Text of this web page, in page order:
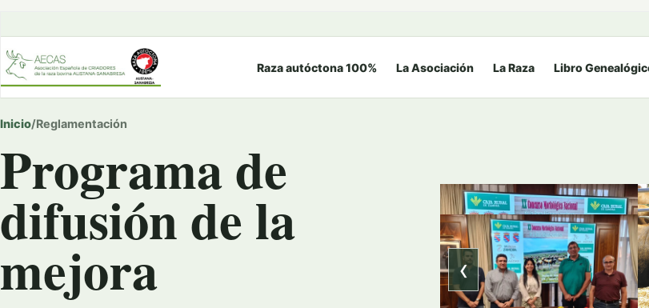
Raza autóctona 100% La Asociación La Raza Libro
Inicio/Reglamentación
Programa de
difusión de la
mejora ‹